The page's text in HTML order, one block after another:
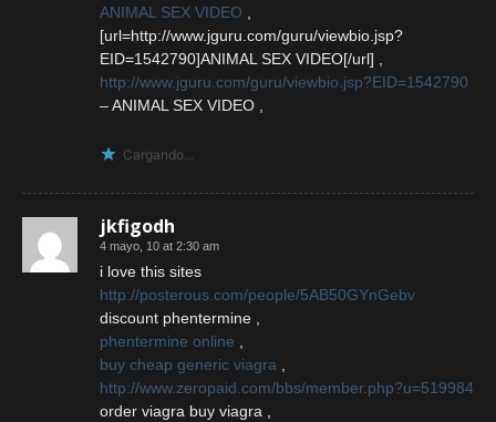
ANIMAL SEX VIDEO
[url=http://www.jguru.com/guru/viewbio.jsp?
EID=1542790]ANIMAL SEX VIDEO[/url] ,
http://www.jguru.com/guru/viewbio.jsp?EID=1542790
– ANIMAL SEX VIDEO ,
Cargando...
jkfigodh
4 mayo, 10 at 2:30 am
i love this sites
http://posterous.com/people/5AB50GYnGebv
discount phentermine ,
phentermine online
buy cheap generic viagra
http://www.zeropaid.com/bbs/member.php?u=519984
order viagra buy viagra ,